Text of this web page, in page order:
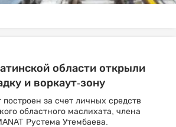
области открыли
и воркаут-зону
за счет личных средств
областного маслихата, члена
Рустема Утембаева.